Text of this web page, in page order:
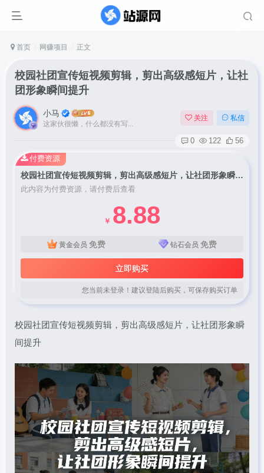
首页 网赚项目 正文
校园社团宣传短视频剪辑，剪出高级感短片，让社
团形象瞬间提升
小马
这家伙很懒，什么都没有写...
关注 私信
0 122 56
校园社团宣传短视频剪辑，剪出高级感短片，让社团形象瞬间提升
此内容为付费资源，请付费后查看
￥ 8.88
黄金会员 免费 钻石会员 免费
立即购买
您当前未登录！建议登陆后购买，可保存购买订单
付费资源
校园社团宣传短视频剪辑，剪出高级感短片，让社团形象瞬
间提升